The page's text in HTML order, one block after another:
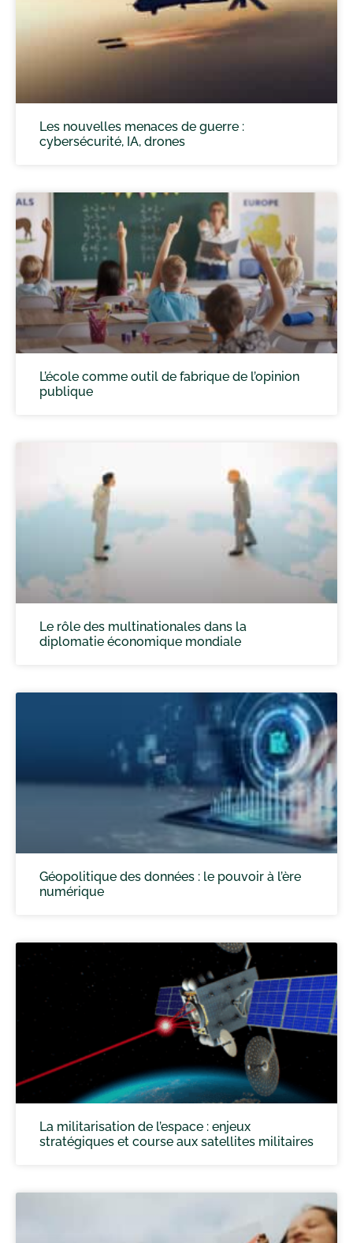
Les nouvelles menaces de guerre :
cybersécurité, IA, drones
L’école comme outil de fabrique de l’opinion
publique
Le rôle des multinationales dans la
diplomatie économique mondiale
Géopolitique des données : le pouvoir à l’ère
numérique
La militarisation de l’espace : enjeux
stratégiques et course aux satellites militaires